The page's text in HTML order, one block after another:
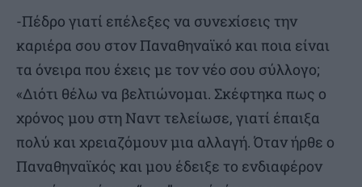
-Πέδρο γιατί επέλεξες να συνεχίσεις την
καριέρα σου στον Παναθηναϊκό και ποια είναι
τα όνειρα που έχεις με τον νέο σου σύλλογο;
«Διότι θέλω να βελτιώνομαι. Σκέφτηκα πως ο
χρόνος μου στη Ναντ τελείωσε, γιατί έπαιξα
πολύ και χρειαζόμουν μια αλλαγή. Όταν ήρθε ο
Παναθηναϊκός και μου έδειξε το ενδιαφέρον